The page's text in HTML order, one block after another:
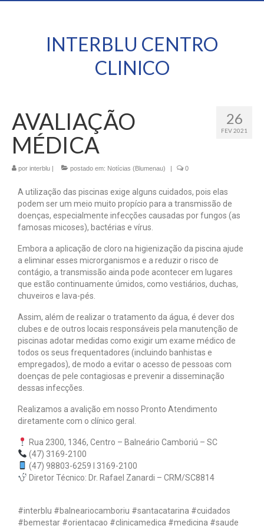
INTERBLU CENTRO
CLINICO
26
FEV 2021
AVALIAÇÃO
MÉDICA
por interblu | postado em: Notícias (Blumenau) | 0
A utilização das piscinas exige alguns cuidados, pois elas
podem ser um meio muito propício para a transmissão de
doenças, especialmente infecções causadas por fungos (as
famosas micoses), bactérias e vírus.
Embora a aplicação de cloro na higienização da piscina ajude
a eliminar esses microrganismos e a reduzir o risco de
contágio, a transmissão ainda pode acontecer em lugares
que estão continuamente úmidos, como vestiários, duchas,
chuveiros e lava-pés.
Assim, além de realizar o tratamento da água, é dever dos
clubes e de outros locais responsáveis pela manutenção de
piscinas adotar medidas como exigir um exame médico de
todos os seus frequentadores (incluindo banhistas e
empregados), de modo a evitar o acesso de pessoas com
doenças de pele contagiosas e prevenir a disseminação
dessas infecções.
Realizamos a avalição em nosso Pronto Atendimento
diretamente com o clínico geral.
Rua 2300, 1346, Centro – Balneário Camboriú – SC⠀
(47) 3169-2100⠀
(47) 98803-6259 l 3169-2100
Diretor Técnico: Dr. Rafael Zanardi – CRM/SC8814
#interblu #balneariocamboriu #santacatarina #cuidados
#bemestar #orientacao #clinicamedica #medicina #saude